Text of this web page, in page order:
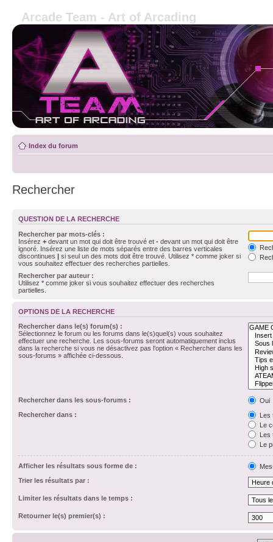
Arcade Team - Art of Arcading
Index du forum
Rechercher
QUESTION DE LA RECHERCHE
Rechercher par mots-clés :
Insérez + devant un mot qui doit être trouvé et - devant un mot qui doit être
ignoré. Insérez une liste de mots séparés entre des barres verticales
discontinues | si seul un des mots doit être trouvé. Utilisez * comme joker si
vous souhaitez effectuer des recherches partielles.
Rechercher par auteur :
Utilisez * comme joker si vous souhaitez effectuer des recherches
partielles.
OPTIONS DE LA RECHERCHE
Rechercher dans le(s) forum(s) :
Sélectionnez le forum ou les forums dans le(s)quel(s) vous souhaitez
effectuer une recherche. Les sous-forums seront automatiquement inclus
dans la recherche si vous ne désactivez pas l’option « Rechercher dans les
sous-forums » affichée ci-dessous.
Rechercher dans les sous-forums :
Oui
Rechercher dans :
Les
Le
Les
Le
Afficher les résultats sous forme de :
Trier les résultats par :
Limiter les résultats dans le temps :
Retourner le(s) premier(s) :